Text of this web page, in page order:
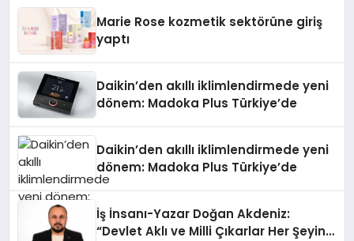
Marie Rose kozmetik sektörüne giriş
yaptı
Daikin’den akıllı iklimlendirmede yeni
dönem: Madoka Plus Türkiye’de
Daikin’den akıllı iklimlendirmede yeni
dönem: Madoka Plus Türkiye’de
İş İnsanı-Yazar Doğan Akdeniz:
“Devlet Aklı ve Milli Çıkarlar Her Şeyin